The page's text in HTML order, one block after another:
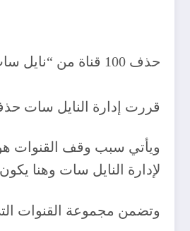
حذف 100 قناة من “نايل سات” … تعرف على السبب
قررت إدارة النايل سات حذف 100 قناة على ترددات
ويأتي سبب وقف القنوات
لإدارة النايل سات وهنا
وتضمن مجموعة القنوات